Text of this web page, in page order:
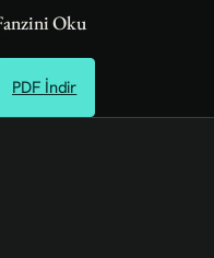
Oku
PDF İndir